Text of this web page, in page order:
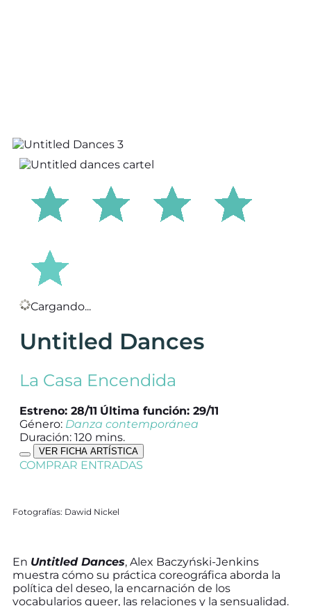
Cargando...
Untitled Dances
La Casa Encendida
Estreno: 28/11 Última función: 29/11
Género: Danza contemporánea
Duración: 120 mins.
VER FICHA ARTÍSTICA
COMPRAR ENTRADAS
Fotografías: Dawid Nickel
En Untitled Dances, Alex Baczyński-Jenkins
muestra cómo su práctica coreográfica aborda la
política del deseo, la encarnación de los
vocabularios queer, las relaciones y la sensualidad.